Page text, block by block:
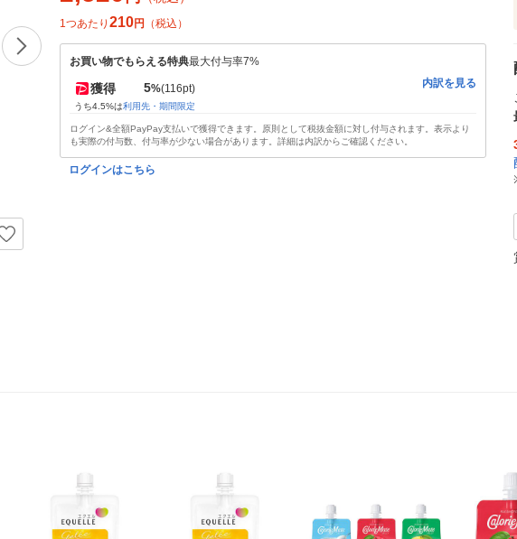
1つあたり 210円 （税込）
お買い物でもらえる特典最大付与率7%
獲得 5%(116pt)
うち4.5%は利用先・期間限定
内訳を見る
ログイン&全額PayPay支払いで獲得できます。原則として税抜金額に対し付与されます。表示より
も実際の付与数、付与率が少ない場合があります。詳細は内訳からご確認ください。
ログインはこちら